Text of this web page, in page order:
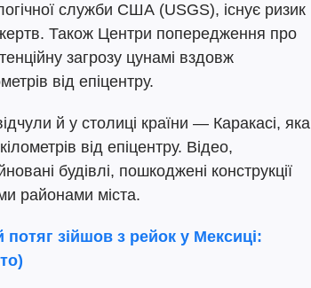
служби США (USGS), існує ризик
Також Центри попередження про
загрозу цунамі вздовж
від епіцентру.
й у столиці країни — Каракасі, яка
від епіцентру. Відео,
будівлі, пошкоджені конструкції
районами міста.
зійшов з рейок у Мексиці: